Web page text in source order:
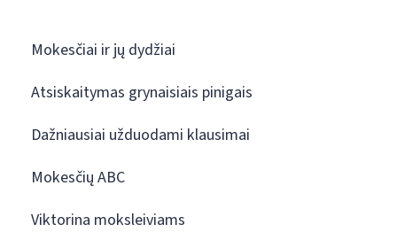
Mokesčiai ir jų dydžiai
Atsiskaitymas grynaisiais pinigais
Dažniausiai užduodami klausimai
Mokesčių ABC
Viktorina moksleiviams